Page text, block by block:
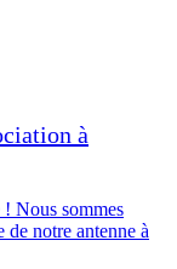
à
Nous sommes
notre antenne à